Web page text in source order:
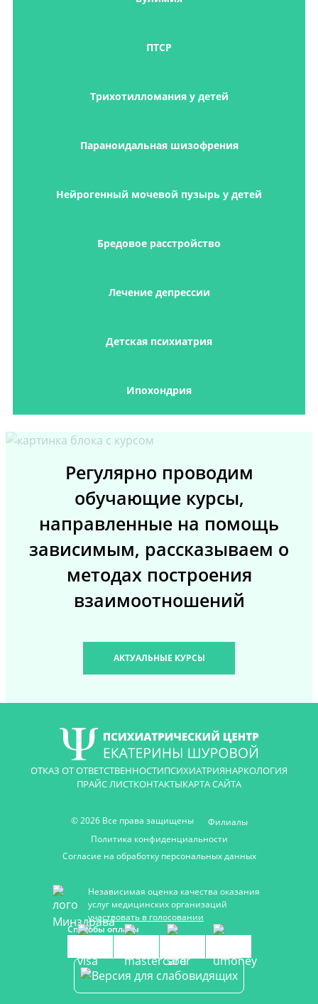
ПТСР
Трихотилломания у детей
Параноидальная шизофрения
Нейрогенный мочевой пузырь у детей
Бредовое расстройство
Лечение депрессии
Детская психиатрия
Ипохондрия
Регулярно проводим
обучающие курсы,
направленные на помощь
зависимым, рассказываем о
методах построения
взаимоотношений
АКТУАЛЬНЫЕ КУРСЫ
ОТКАЗ ОТ ОТВЕТСТВЕННОСТИПСИХИАТРИЯНАРКОЛОГИЯ
ПРАЙС ЛИСТКОНТАКТЫКАРТА САЙТА
© 2026 Все права защищены
Филиалы
Политика конфиденциальности
Согласие на обработку персональных данных
Независимая оценка качества оказания
услуг медицинских организаций
участвовать в голосовании
Способы оплаты